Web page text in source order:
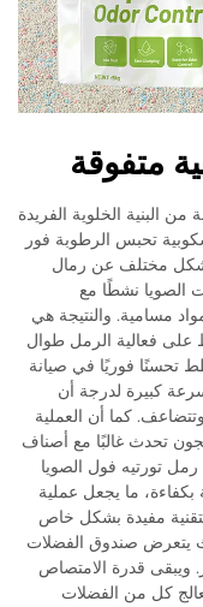
متفوقة
البنية الخلوية الفريدة
تحبس الرطوبة فور
بشكل مختلف عن رمال
الصويا نشطًا مع
مسامية. والنتيجة هي
على فعالية الرمل طوال
تحسنًا فوريًا في صيانة
كبيرة لدرجة أن
وتتضاعف. كما أن العملية
تحدث غالبًا مع أصناف
تورتيه فول الصويا
بكفاءة، ما يجعل عملية
مفيدة بشكل خاص
يتعرض صندوق الفضلات
ويبقى قدرة الامتصاص
كل من الفضلات